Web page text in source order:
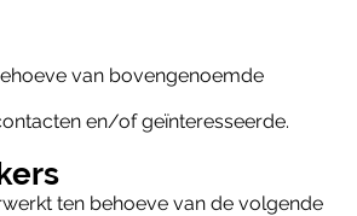
van bovengenoemde
en/of geïnteresseerde.
ten behoeve van de volgende